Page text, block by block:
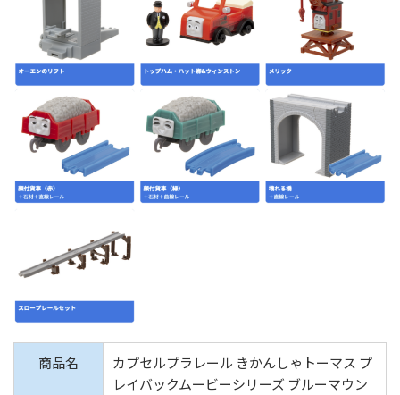
商品名
カプセルプラレール きかんしゃトーマス プ
レイバックムービーシリーズ ブルーマウン